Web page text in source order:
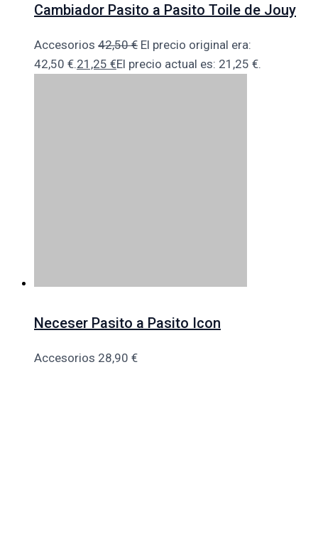
Cambiador Pasito a Pasito Toile de Jouy
Accesorios 42,50€ El precio original era:
42,50 €.21,25 €El precio actual es: 21,25 €.
Neceser Pasito a Pasito Icon
Accesorios 28,90 €